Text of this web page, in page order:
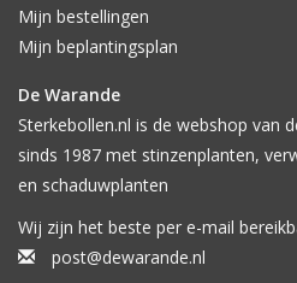
Mijn bestellingen
Mijn beplantingsplan
De Warande
Sterkebollen.nl is de webshop van
sinds 1987 met stinzenplanten,
en schaduwplanten
Wij zijn het beste per e-mail
post@dewarande.nl